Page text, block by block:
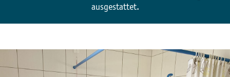
ausgestattet.